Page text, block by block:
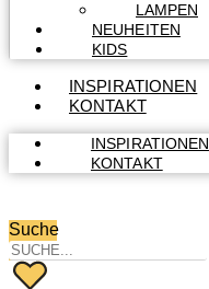
LAMPEN
NEUHEITEN
KIDS
INSPIRATIONEN
KONTAKT
INSPIRATIONEN
KONTAKT
Suche